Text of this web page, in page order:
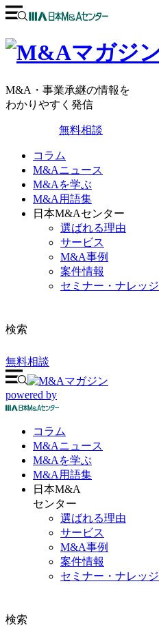
M&A・事業承継の情報を
わかりやすく発信
無料相談
コラム
M&Aニュース
M&Aを学ぶ
M&A用語集
日本M&Aセンター
選ばれる理由
サービス
M&A事例
案件情報
セミナー・ナレッジ
検索
無料相談
powered by
コラム
M&Aニュース
M&Aを学ぶ
M&A 用語集
日本M&A
センター
選ばれる理由
サービス
M&A事例
案件情報
セミナー・ナレッジ
検索